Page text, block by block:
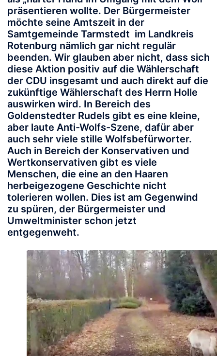
präsentieren wollte. Der Bürgermeister
möchte seine Amtszeit in der
Samtgemeinde Tarmstedt im Landkreis
Rotenburg nämlich gar nicht regulär
beenden. Wir glauben aber nicht, dass sich
diese Aktion positiv auf die Wählerschaft
der CDU insgesamt und auch direkt auf die
zukünftige Wählerschaft des Herrn Holle
auswirken wird. In Bereich des
Goldenstedter Rudels gibt es eine kleine,
aber laute Anti-Wolfs-Szene, dafür aber
auch sehr viele stille Wolfsbefürworter.
Auch in Bereich der Konservativen und
Wertkonservativen gibt es viele
Menschen, die eine an den Haaren
herbeigezogene Geschichte nicht
tolerieren wollen. Dies ist am Gegenwind
zu spüren, der Bürgermeister und
Umweltminister schon jetzt
entgegenweht.